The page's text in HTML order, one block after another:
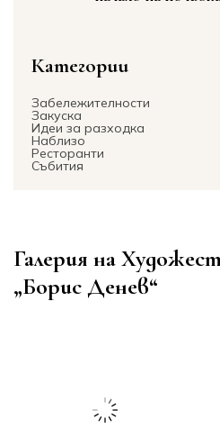
Категории
Забележителности
Закуска
Идеи за разходка
Наблизо
Ресторанти
Събития
Галерия на
„Борис Денев“